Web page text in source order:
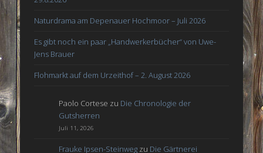
Naturdrama am Depenauer Hochmoor – Juli 2026
Es gibt noch ein paar „Handwerkerbücher“ von Uwe-
Jens Brauer
Flohmarkt auf dem Urzeithof – 2. August 2026
Paolo Cortese zu Die Chronologie der
Gutsherren
Juli 11, 2026
Frauke Ipsen-Steinweg zu Die Gärtnerei